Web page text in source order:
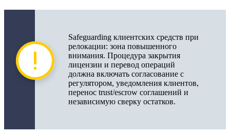
Safeguarding клиентских средств при
релокации: зона повышенного
внимания. Процедура закрытия
лицензии и перевод операций
должна включать согласование с
регулятором, уведомления клиентов,
перенос trust/escrow соглашений и
независимую сверку остатков.